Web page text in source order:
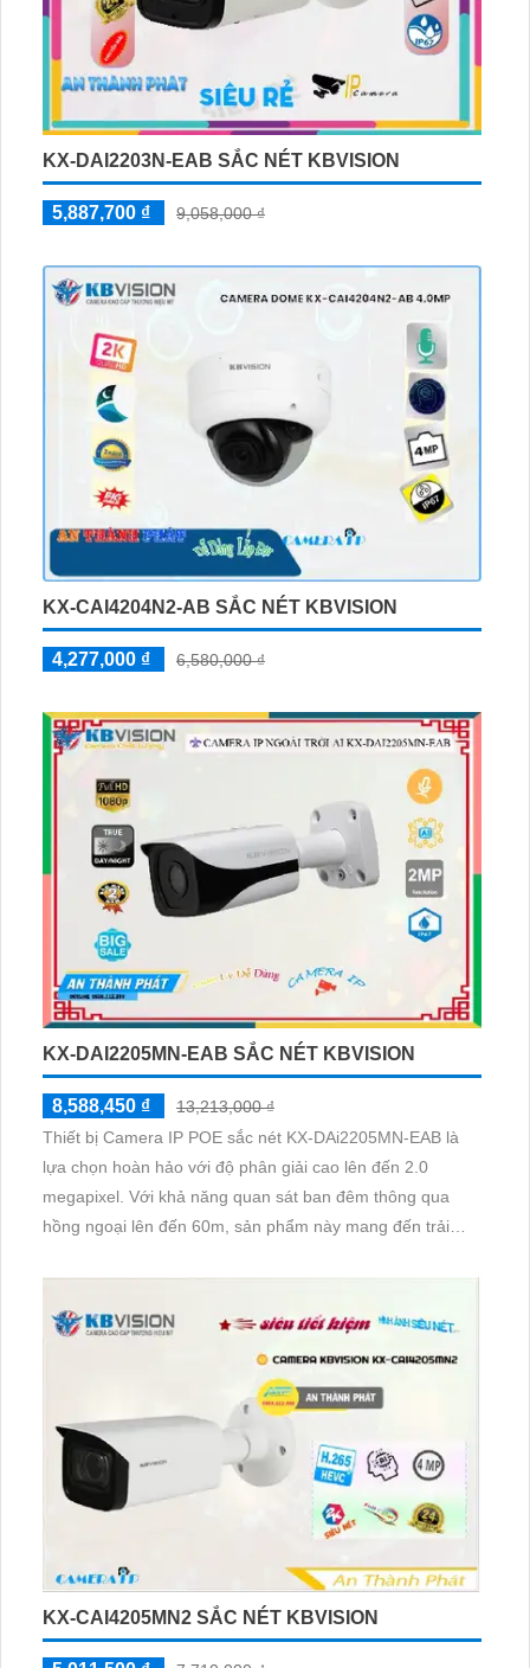
KX-DAI2203N-EAB SẮC NÉT KBVISION
5,887,700 ₫ 9,058,000 ₫
KX-CAI4204N2-AB SẮC NÉT KBVISION
4,277,000 ₫ 6,580,000 ₫
KX-DAI2205MN-EAB SẮC NÉT KBVISION
8,588,450 ₫
13,213,000 ₫
Thiết bị Camera IP POE sắc nét KX-DAi2205MN-EAB là
lựa chọn hoàn hảo với độ phân giải cao lên đến 2.0
megapixel. Với khả năng quan sát ban đêm thông qua
hồng ngoại lên đến 60m, sản phẩm này mang đến trải
còn có khả năng điều chỉnh thông minh với Smart IR
KX-CAI4205MN2 SẮC NÉT KBVISION